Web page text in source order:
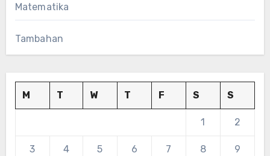
Matematika
Tambahan
M T W T F S S
1 2
3 4 5 6 7 8 9